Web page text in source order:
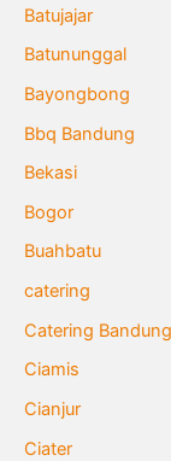
Batujajar
Batununggal
Bayongbong
Bbq Bandung
Bekasi
Bogor
Buahbatu
catering
Catering Bandung
Ciamis
Cianjur
Ciater